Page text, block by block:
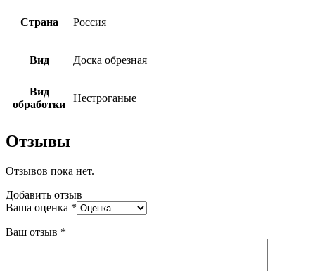
Страна Россия
Вид Доска обрезная
Вид
обработки
Нестроганые
Отзывы
Отзывов пока нет.
Добавить отзыв
Ваша оценка *
Ваш отзыв *